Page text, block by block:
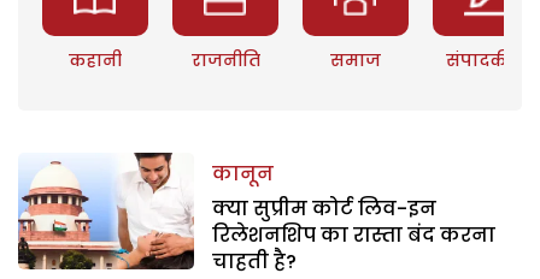
कहानी राजनीति समाज संपादकीय
कानून
क्या सुप्रीम कोर्ट लिव-इन
रिलेशनशिप का रास्ता बंद करना
चाहती है?